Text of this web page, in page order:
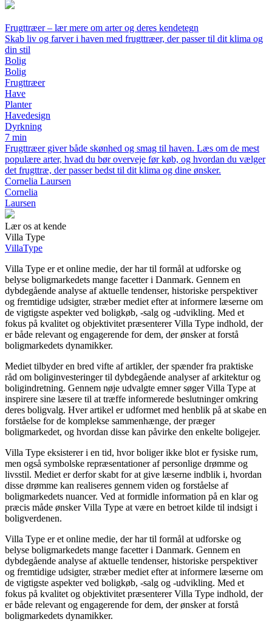
Frugttræer – lær mere om arter og deres kendetegn
Skab liv og farver i haven med frugttræer, der passer til dit klima og
din stil
Bolig
Bolig
Frugttræer
Have
Planter
Havedesign
Dyrkning
7 min
Frugttræer giver både skønhed og smag til haven. Læs om de mest
populære arter, hvad du bør overveje før køb, og hvordan du vælger
det frugttræ, der passer bedst til dit klima og dine ønsker.
Cornelia Laursen
Cornelia
Laursen
Lær os at kende
Villa Type
VillaType
Villa Type er et online medie, der har til formål at udforske og
belyse boligmarkedets mange facetter i Danmark. Gennem en
dybdegående analyse af aktuelle tendenser, historiske perspektiver
og fremtidige udsigter, stræber mediet efter at informere læserne om
de vigtigste aspekter ved boligkøb, -salg og -udvikling. Med et
fokus på kvalitet og objektivitet præsenterer Villa Type indhold, der
er både relevant og engagerende for dem, der ønsker at forstå
boligmarkedets dynamikker.
Mediet tilbyder en bred vifte af artikler, der spænder fra praktiske
råd om boliginvesteringer til dybdegående analyser af arkitektur og
boligindretning. Gennem nøje udvalgte emner søger Villa Type at
inspirere sine læsere til at træffe informerede beslutninger omkring
deres boligvalg. Hver artikel er udformet med henblik på at skabe en
forståelse for de komplekse sammenhænge, der præger
boligmarkedet, og hvordan disse kan påvirke den enkelte boligejer.
Villa Type eksisterer i en tid, hvor boliger ikke blot er fysiske rum,
men også symbolske repræsentationer af personlige drømme og
livsstil. Mediet er derfor skabt for at give læserne indblik i, hvordan
disse drømme kan realiseres gennem viden og forståelse af
boligmarkedets nuancer. Ved at formidle information på en klar og
præcis måde ønsker Villa Type at være en betroet kilde til indsigt i
boligverdenen.
Villa Type er et online medie, der har til formål at udforske og
belyse boligmarkedets mange facetter i Danmark. Gennem en
dybdegående analyse af aktuelle tendenser, historiske perspektiver
og fremtidige udsigter, stræber mediet efter at informere læserne om
de vigtigste aspekter ved boligkøb, -salg og -udvikling. Med et
fokus på kvalitet og objektivitet præsenterer Villa Type indhold, der
er både relevant og engagerende for dem, der ønsker at forstå
boligmarkedets dynamikker.